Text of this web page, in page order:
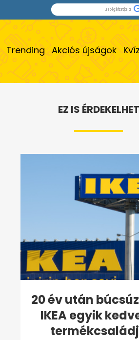
Trending Akciós újságok
EZ IS ÉRDEKELHET
20 év után
IKEA egyik